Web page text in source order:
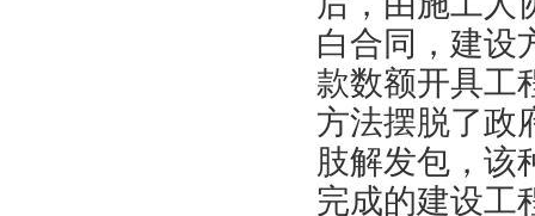
白合同，建设
款数额开具工
方法摆脱了政
肢解发包，该
完成的建设工